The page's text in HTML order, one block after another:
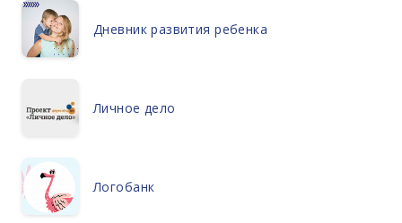
Дневник развития ребенка
Личное дело
Логобанк